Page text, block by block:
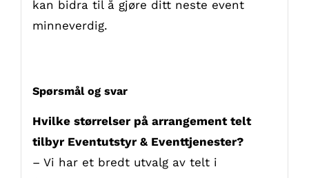
kan bidra til å gjøre ditt neste event
minneverdig.
Spørsmål og svar
Hvilke størrelser på arrangement telt
tilbyr Eventutstyr & Eventtjenester?
– Vi har et bredt utvalg av telt i